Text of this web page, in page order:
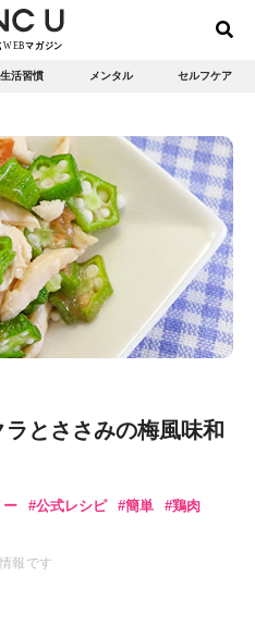
生活習慣 メンタル セルフケア
とささみの梅風味和
ー 公式レシピ 簡単 鶏肉
報です